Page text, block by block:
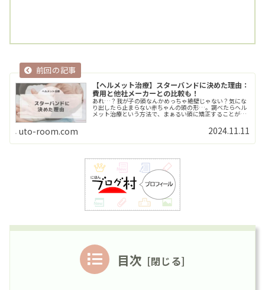
【ヘルメット治療】スターバンドに決めた理由：
費用と他社メーカーとの比較も！
あれ…？我が子の頭なんかめっちゃ絶壁じゃない？気にな
り出したら止まらない赤ちゃんの頭の形…。調べたらヘル
メット治療という方法で、まぁるい頭に矯正することがで
きるとのこと。しかしながら、ヘルメット治療には何十万
円という費用がかかり、決して安い>>Read More...
uto-room.com 2024.11.11
目次